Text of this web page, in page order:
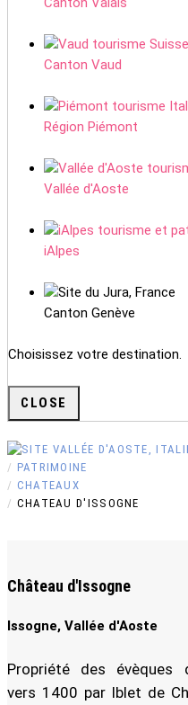
Canton Vaud
Région Piémont
Vallée d'Aoste
iAlpes
Canton Genève
Choisissez votre destination.
CLOSE
PATRIMOINE
CHATEAUX
CHATEAU D'ISSOGNE
Château d'Issogne
Issogne, Vallée d'Aoste
Propriété des évèques
vers 1400 par Iblet de